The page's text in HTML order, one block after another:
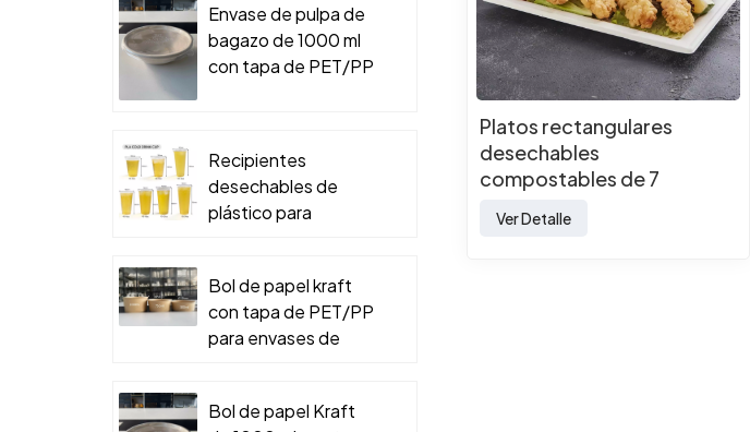
Platos rectangulares
desechables
compostables de 7
sostenibles, hechos de
Ver Detalle
Envase de pulpa de
bagazo de 1000 ml
con tapa de PET/PP
Recipientes
desechables de
plástico para
Bol de papel kraft
con tapa de PET/PP
para envases de
Bol de papel Kraft